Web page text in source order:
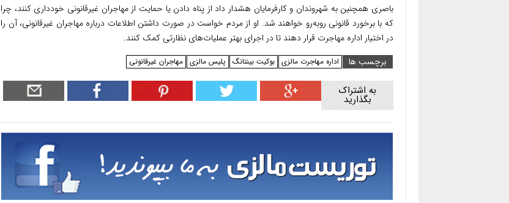
باصری همچنین به شهروندان و کارفرمایان هشدار داد از پناه دادن یا حمایت از مهاجران غیرقانونی خودداری کنند، چرا
که با برخورد قانونی روبه‌رو خواهند شد. او از مردم خواست در صورت داشتن اطلاعات درباره مهاجران غیرقانونی، آن را
در اختیار اداره مهاجرت قرار دهند تا در اجرای بهتر عملیات‌های نظارتی کمک کنند.
برچسب ها
اداره مهاجرت مالزی بوکیت بینتانگ پلیس مالزی مهاجران غیرقانونی
به اشتراک
بگذارید